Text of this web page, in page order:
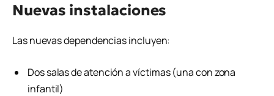
Nuevas instalaciones
Las nuevas dependencias incluyen:
Dos salas de atención a víctimas (una con zona
infantil)